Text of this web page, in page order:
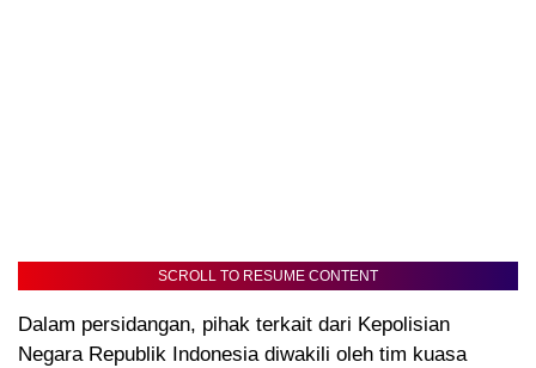
SCROLL TO RESUME CONTENT
Dalam persidangan, pihak terkait dari Kepolisian
Negara Republik Indonesia diwakili oleh tim kuasa